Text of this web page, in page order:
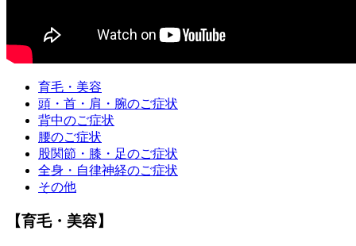
育毛・美容
頭・首・肩・腕のご症状
背中のご症状
腰のご症状
股関節・膝・足のご症状
全身・自律神経のご症状
その他
【育毛・美容】